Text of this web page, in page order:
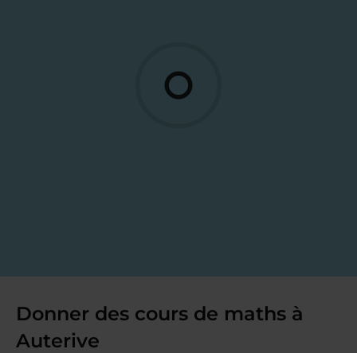
Donner des cours de maths à
Auterive